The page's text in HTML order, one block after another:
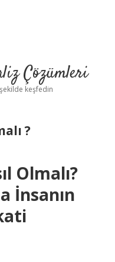
Çözümleri
keşfedin
?
Olmalı?
İnsanın